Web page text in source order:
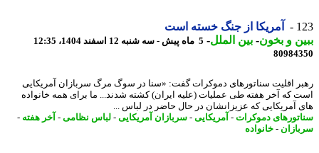
آمریکا از جنگ خسته است
و بخون-بین الملل-5 ماه پیش - سه شنبه 12 اسفند 1404، 12:35
اقلیت سناتورهای دموکرات گفت: «سنا در سوگ مرگ سربازان آمریکایی
که آخر هفته طی عملیات (علیه ایران) کشته شدند... ما برای همه خانواده
آمریکایی که عزیزانشان در حال حاضر در لباس ...
دموکرات- آمریکایی-سربازان آمریکایی-لباس نظامی-آخر هفته-
- خانواده